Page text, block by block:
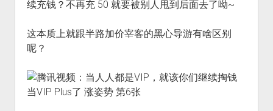
续充钱？不再充 50 就要被别人甩到后面去了呦~
这本质上就跟半路加价宰客的黑心导游有啥区别
呢？